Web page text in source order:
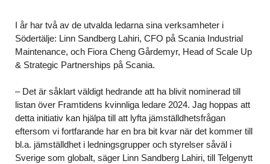
I år har två av de utvalda ledarna sina verksamheter i
Södertälje: Linn Sandberg Lahiri, CFO på Scania Industrial
Maintenance, och Fiora Cheng Gårdemyr, Head of Scale Up
& Strategic Partnerships på Scania.
– Det är såklart väldigt hedrande att ha blivit nominerad till
listan över Framtidens kvinnliga ledare 2024. Jag hoppas att
detta initiativ kan hjälpa till att lyfta jämställdhetsfrågan
eftersom vi fortfarande har en bra bit kvar när det kommer till
bl.a. jämställdhet i ledningsgrupper och styrelser såväl i
Sverige som globalt, säger Linn Sandberg Lahiri, till Telgenytt